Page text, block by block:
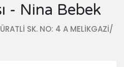
- Nina Bebek
SK. NO: 4 A MELİKGAZİ/